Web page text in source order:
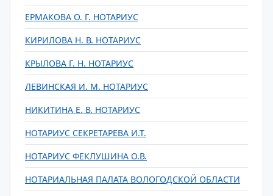
ЕРМАКОВА О. Г. НОТАРИУС
КИРИЛОВА Н. В. НОТАРИУС
КРЫЛОВА Г. Н. НОТАРИУС
ЛЕВИНСКАЯ И. М. НОТАРИУС
НИКИТИНА Е. В. НОТАРИУС
НОТАРИУС СЕКРЕТАРЕВА И.Т.
НОТАРИУС ФЕКЛУШИНА О.В.
НОТАРИАЛЬНАЯ ПАЛАТА ВОЛОГОДСКОЙ ОБЛАСТИ